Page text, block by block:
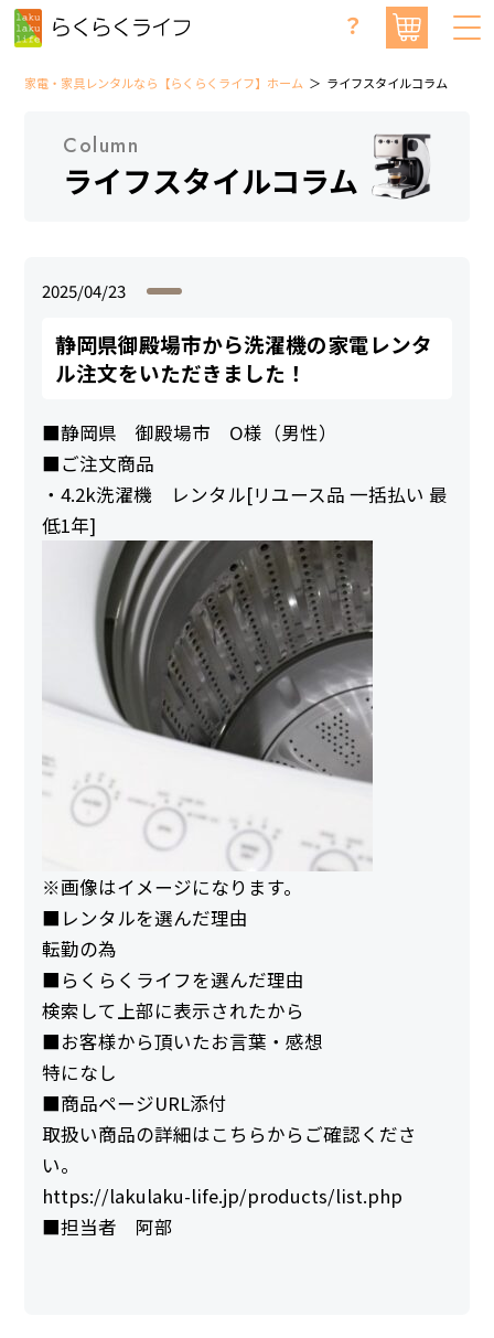
？
家電・家具レンタルなら【らくらくライフ】ホーム ライフスタイルコラム
Column
ライフスタイルコラム
2025/04/23
静岡県御殿場市から洗濯機の家電レンタ
ル注文をいただきました！
■静岡県 御殿場市 O様（男性）
■ご注文商品
・4.2k洗濯機 レンタル[リユース品 一括払い 最
低1年]
※画像はイメージになります。
■レンタルを選んだ理由
転勤の為
■らくらくライフを選んだ理由
検索して上部に表示されたから
■お客様から頂いたお言葉・感想
特になし
■商品ページURL添付
取扱い商品の詳細はこちらからご確認くださ
い。
https://lakulaku-life.jp/products/list.php
■担当者 阿部